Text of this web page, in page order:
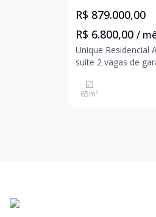
R$ 879.000,00
R$ 6.800,00 /
Unique Residencial Apartamento 65 m2 2 Quartos 1
suite 2 vagas de garagem Áreas de Convívio e Lazer
Coworking Espaço Gourmet Salão de Festas
Diferenciais do
65m²